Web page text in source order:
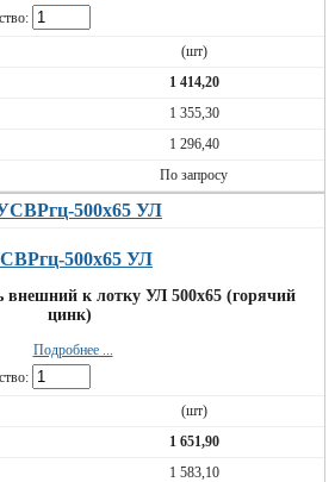
(шт)
1 414,20
1 355,30
1 296,40
По запросу
500х65 УЛ
внешний к лотку УЛ 500х65 (горячий
цинк)
Подробнее ...
(шт)
1 651,90
1 583,10